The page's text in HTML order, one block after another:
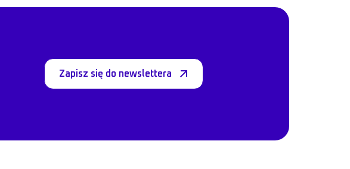
Zapisz się do newslettera